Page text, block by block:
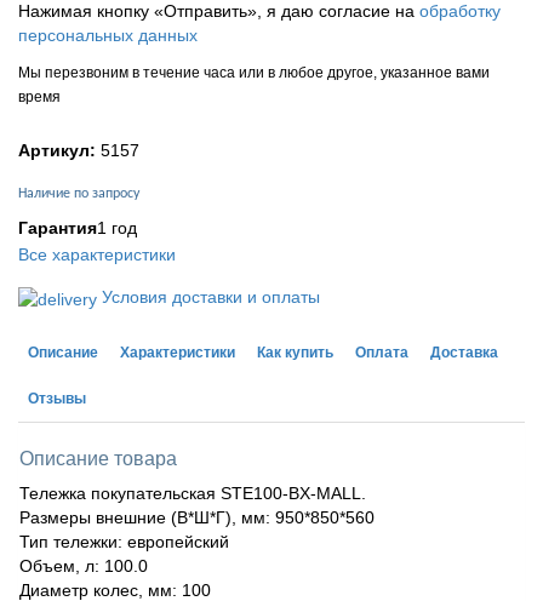
Нажимая кнопку «Отправить», я даю согласие на обработку
персональных данных
Мы перезвоним в течение часа или в любое другое, указанное вами
время
Артикул: 5157
Наличие по запросу
Гарантия1 год
Все характеристики
Условия доставки и оплаты
Описание Характеристики Как купить Оплата Доставка
Отзывы
Описание товара
Тележка покупательская STE100-BX-MALL.
Размеры внешние (В*Ш*Г), мм: 950*850*560
Тип тележки: европейский
Объем, л: 100.0
Диаметр колес, мм: 100